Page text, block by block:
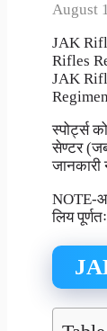
August
JAK
Rifles
JAK
स्पोर्ट्स
सेण्टर
जानकारी
NOTE-
लिय